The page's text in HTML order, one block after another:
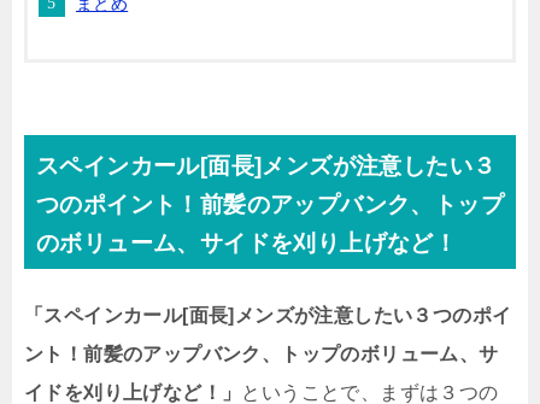
スペインカール[面長]メンズが注意したい３
つのポイント！前髪のアップバンク、トップ
のボリューム、サイドを刈り上げなど！
「スペインカール[面長]メンズが注意したい３つのポイ
ント！前髪のアップバンク、トップのボリューム、サ
イドを刈り上げなど！」 ということで、まずは３つの